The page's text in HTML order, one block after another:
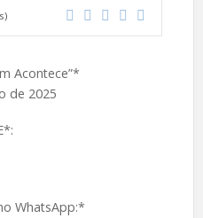
Acontece”*
de 2025
WhatsApp:*